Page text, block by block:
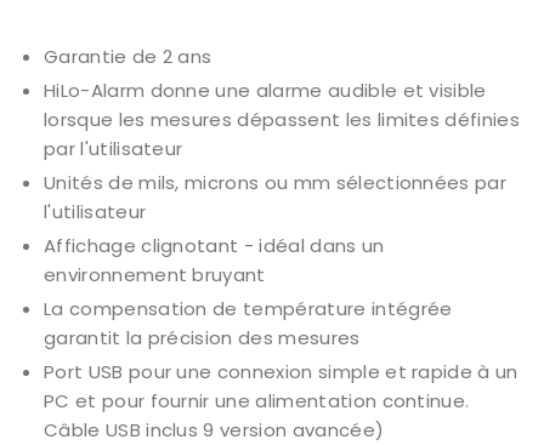
Garantie de 2 ans
HiLo-Alarm donne une alarme audible et visible
lorsque les mesures dépassent les limites définies
par l'utilisateur
Unités de mils, microns ou mm sélectionnées par
l'utilisateur
Affichage clignotant - idéal dans un
environnement bruyant
La compensation de température intégrée
garantit la précision des mesures
Port USB pour une connexion simple et rapide à un
PC et pour fournir une alimentation continue.
Câble USB inclus 9 version avancée)